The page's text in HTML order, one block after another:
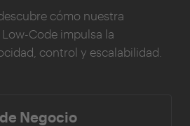
cómo nuestra
Code impulsa la
control y escalabilidad.
Negocio